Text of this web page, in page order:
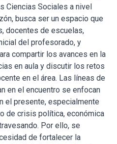
Ciencias Sociales a nivel
busca ser un espacio que
docentes de escuelas,
del profesorado, y
compartir los avances en la
en aula y discutir los retos
en el área. Las líneas de
en el encuentro se enfocan
el presente, especialmente
de crisis política, económica
Por ello, se
de fortalecer la